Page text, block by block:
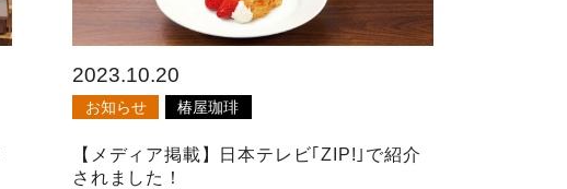
2023.10.20
お知らせ 椿屋珈琲
【メディア掲載】日本テレビ｢ZIP!｣で紹介
されました！